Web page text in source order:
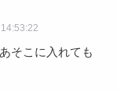
そこに入れても